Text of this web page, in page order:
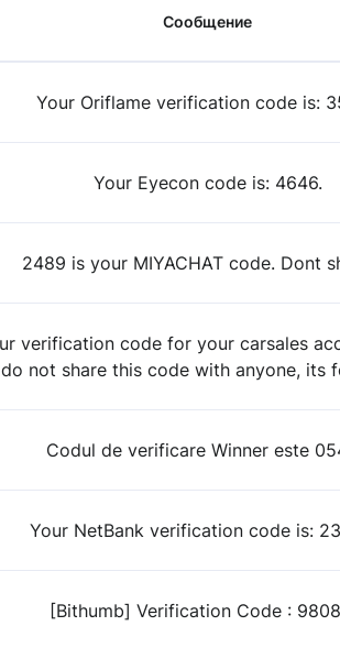
Сообщение
Your Oriflame verification code is:
Your Eyecon code is: 4646.
2489 is your MIYACHAT code. Dont
verification code for your carsales
do not share this code with anyone, its
Codul de verificare Winner este
Your NetBank verification code is:
[Bithumb] Verification Code :